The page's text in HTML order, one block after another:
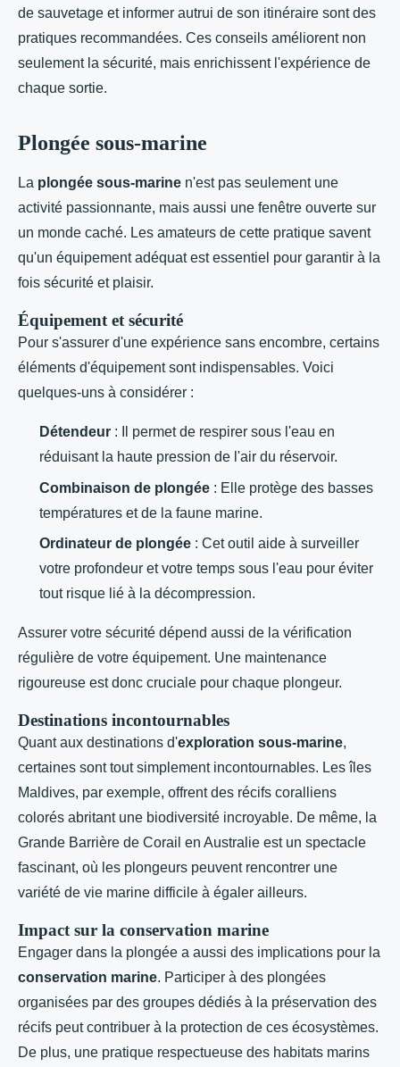
de sauvetage et informer autrui de son itinéraire sont des
pratiques recommandées. Ces conseils améliorent non
seulement la sécurité, mais enrichissent l'expérience de
chaque sortie.
Plongée sous-marine
La plongée sous-marine n'est pas seulement une
activité passionnante, mais aussi une fenêtre ouverte sur
un monde caché. Les amateurs de cette pratique savent
qu'un équipement adéquat est essentiel pour garantir à la
fois sécurité et plaisir.
Équipement et sécurité
Pour s'assurer d'une expérience sans encombre, certains
éléments d'équipement sont indispensables. Voici
quelques-uns à considérer :
Détendeur : Il permet de respirer sous l'eau en
réduisant la haute pression de l'air du réservoir.
Combinaison de plongée : Elle protège des basses
températures et de la faune marine.
Ordinateur de plongée : Cet outil aide à surveiller
votre profondeur et votre temps sous l'eau pour éviter
tout risque lié à la décompression.
Assurer votre sécurité dépend aussi de la vérification
régulière de votre équipement. Une maintenance
rigoureuse est donc cruciale pour chaque plongeur.
Destinations incontournables
Quant aux destinations d'exploration sous-marine,
certaines sont tout simplement incontournables. Les îles
Maldives, par exemple, offrent des récifs coralliens
colorés abritant une biodiversité incroyable. De même, la
Grande Barrière de Corail en Australie est un spectacle
fascinant, où les plongeurs peuvent rencontrer une
variété de vie marine difficile à égaler ailleurs.
Impact sur la conservation marine
Engager dans la plongée a aussi des implications pour la
conservation marine. Participer à des plongées
organisées par des groupes dédiés à la préservation des
récifs peut contribuer à la protection de ces écosystèmes.
De plus, une pratique respectueuse des habitats marins